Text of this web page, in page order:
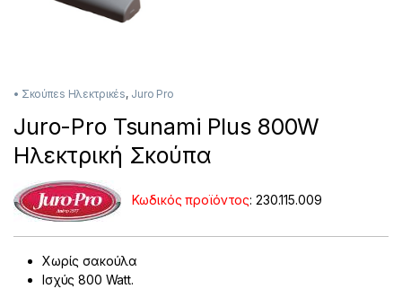
• Σκούπεs Ηλεκτρικέs, Juro Pro
Juro-Pro Tsunami Plus 800W
Ηλεκτρική Σκούπα
Κωδικός προϊόντος: 230.115.009
Χωρίς σακούλα
Ισχύς 800 Watt.